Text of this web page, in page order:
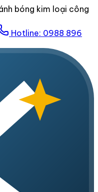
bóng kim loại công
Hotline: 0988 896